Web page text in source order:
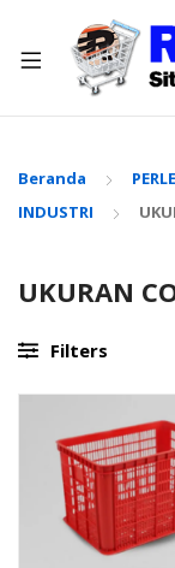
Beranda
INDUSTRI
UKURAN
Filters